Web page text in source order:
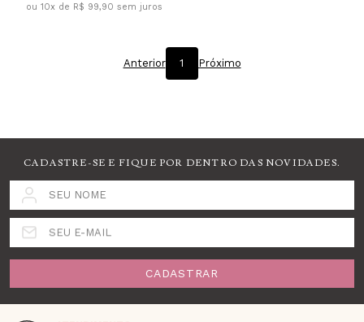
ou 10x de R$ 99,90 sem juros
Anterior 1 Próximo
CADASTRE-SE E FIQUE POR DENTRO DAS NOVIDADES.
SEU NOME
SEU E-MAIL
CADASTRAR